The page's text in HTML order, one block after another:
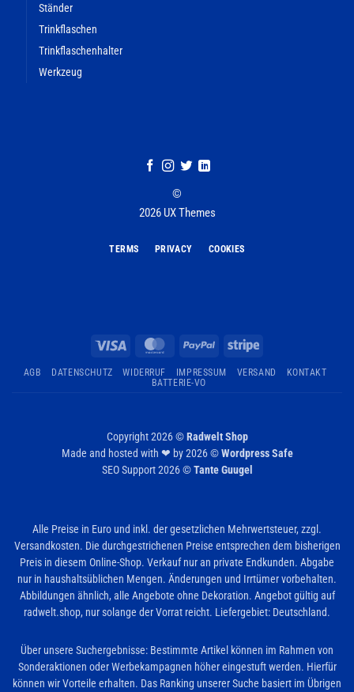
Ständer
Trinkflaschen
Trinkflaschenhalter
Werkzeug
©
2026 UX Themes
TERMS PRIVACY COOKIES
MasterCardPayPal Stripe
AGB DATENSCHUTZ WIDERRUF IMPRESSUM VERSAND
KONTAKT
BATTERIE-VO
Copyright 2026 ©Radwelt Shop
Made and hosted with ❤ by 2026 ©Wordpress Safe
SEO Support 2026 ©Tante Guugel
Alle Preise in Euro und inkl. der gesetzlichen Mehrwertsteuer, zzgl.
Versandkosten. Die durchgestrichenen Preise entsprechen dem bisherigen
Preis in diesem Online-Shop. Verkauf nur an private Endkunden. Abgabe
nur in haushaltsüblichen Mengen. Änderungen und Irrtümer vorbehalten.
Abbildungen ähnlich, alle Angebote ohne Dekoration. Angebot gültig auf
radwelt.shop, nur solange der Vorrat reicht. Liefergebiet: Deutschland.
Über unsere Suchergebnisse: Bestimmte Artikel können im Rahmen von
Sonderaktionen oder Werbekampagnen höher eingestuft werden. Hierfür
können wir Vorteile erhalten. Das Ranking unserer Suche basiert im Übrigen